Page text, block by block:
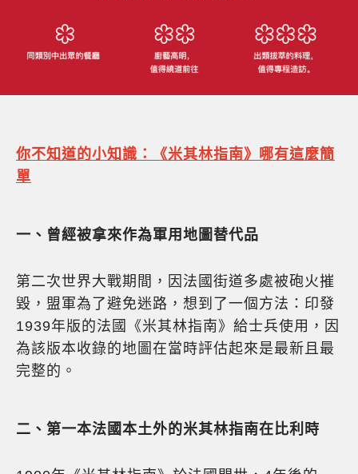
你不知道的小知識：《米其林指南》哪有這麼簡
單
一、曾經被拿來作為軍用地圖替代品
第二次世界大戰期間，因法國街道多處被砲火摧
毀，盟軍為了避免迷路，想到了一個方法：印發
1939年版的法國《米其林指南》給士兵使用，因
為該版本收錄的地圖在當時評估起來是最新且最
完整的。
二、第一本法國本土外的米其林指南在比利時